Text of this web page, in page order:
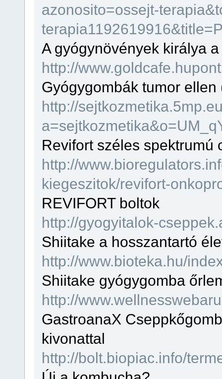
azonosito=ossejt-
A gyógynövények királya
http://
Gyógygombák tumor ellen
http://
Revifort széles spektrumú
http://
kiegeszitok/revifort-
REVIFORT boltok
http://gyogyitalok-
Shiitake a hosszantartó
http://www.bioteka.hu/
Shiitake gyógygomba
http://
GastroanaX
kivonattal
http://bolt.biopiac.info/